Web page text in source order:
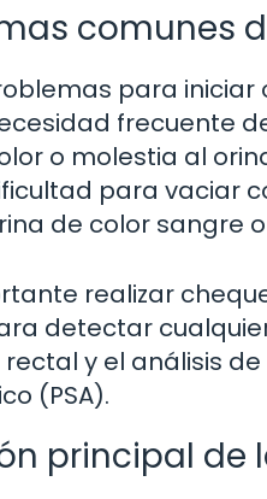
comunes
para iniciar
frecuente
o molestia al
para vaciar
de color sangre
realizar
detectar
y el análisis
(PSA).
principal de